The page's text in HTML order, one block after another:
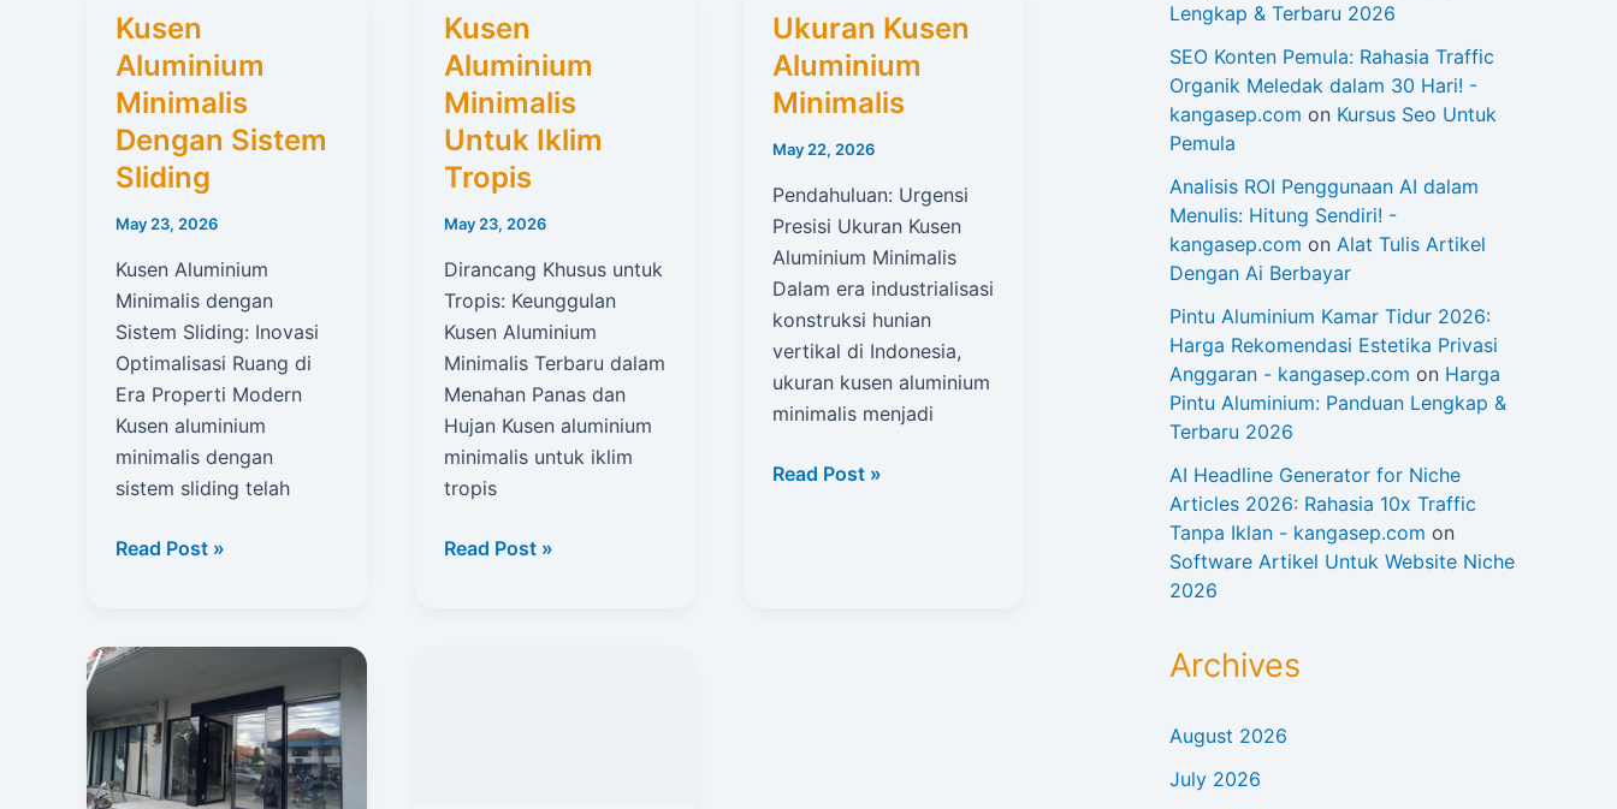
Smart
Lipat
Kusen
Aluminium
Minimalis
Dengan Sistem
Sliding
May 23, 2026
Kusen Aluminium
Minimalis dengan
Sistem Sliding: Inovasi
Optimalisasi Ruang di
Era Properti Modern
Kusen aluminium
minimalis dengan
sistem sliding telah
Kusen
Sliding
Read Post »
Kusen
Aluminium
Minimalis
Untuk Iklim
Tropis
May 23, 2026
Dirancang Khusus untuk
Tropis: Keunggulan
Kusen Aluminium
Minimalis Terbaru dalam
Menahan Panas dan
Hujan Kusen aluminium
minimalis untuk iklim
tropis
Kusen
Read Post »
Ukuran Kusen
Aluminium
Minimalis
May 22, 2026
Pendahuluan: Urgensi
Presisi Ukuran Kusen
Aluminium Minimalis
Dalam era industrialisasi
konstruksi hunian
vertikal di Indonesia,
ukuran kusen aluminium
minimalis menjadi
Ukuran
Read Post »
Lengkap & Terbaru 2026
SEO Konten Pemula: Rahasia Traffic
Organik Meledak dalam 30 Hari! -
kangasep.com on Kursus Seo Untuk
Pemula
Analisis ROI Penggunaan AI dalam
Menulis: Hitung Sendiri! -
kangasep.com on Alat Tulis Artikel
Dengan Ai Berbayar
Pintu Aluminium Kamar Tidur 2026:
Harga Rekomendasi Estetika Privasi
Anggaran - kangasep.com on Harga
Pintu Aluminium: Panduan Lengkap &
Terbaru 2026
AI Headline Generator for Niche
Articles 2026: Rahasia 10x Traffic
Tanpa Iklan - kangasep.com on
Software Artikel Untuk Website Niche
2026
Archives
August 2026
July 2026